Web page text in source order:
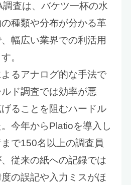
査は、バケツ一杯の水
種類や分布が分かる革
幅広い業界での利活用
。
るアナログ的な手法で
ド調査では効率が悪
ることを阻むハードル
今年からPlatioを導入し
で150名以上の調査員
従来の紙への記録では
の誤記や入力ミスがほ